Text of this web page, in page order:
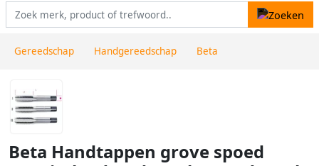
Gereedschap Handgereedschap Beta
Beta Handtappen grove spoed